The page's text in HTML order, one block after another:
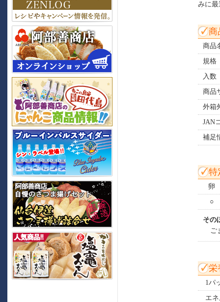
みに最
商
商品
規格
入数
商品
外箱
JAN
補足
特
卵
○
その
ご
栄
1パ
エ